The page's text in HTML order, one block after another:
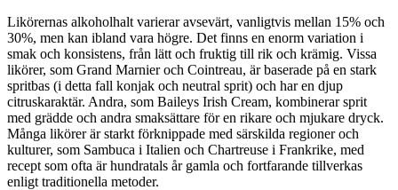
Likörernas alkoholhalt varierar avsevärt, vanligtvis mellan 15% och
30%, men kan ibland vara högre. Det finns en enorm variation i
smak och konsistens, från lätt och fruktig till rik och krämig. Vissa
likörer, som Grand Marnier och Cointreau, är baserade på en stark
spritbas (i detta fall konjak och neutral sprit) och har en djup
citruskaraktär. Andra, som Baileys Irish Cream, kombinerar sprit
med grädde och andra smaksättare för en rikare och mjukare dryck.
Många likörer är starkt förknippade med särskilda regioner och
kulturer, som Sambuca i Italien och Chartreuse i Frankrike, med
recept som ofta är hundratals år gamla och fortfarande tillverkas
enligt traditionella metoder.